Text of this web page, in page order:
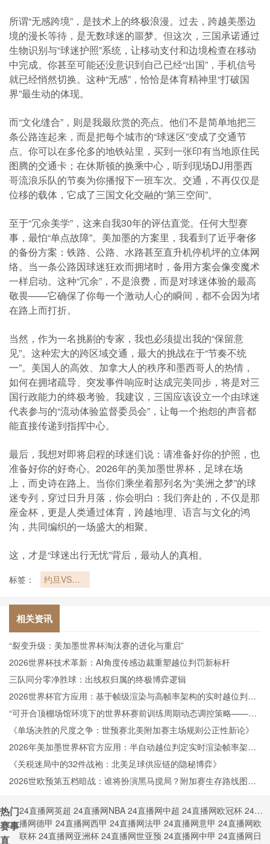
所谓“无感跨境”，是技术上的终极浪漫。过去，跨越美墨边
境的漫长等待，是无数球迷的噩梦。但这次，三国承诺通过
生物识别与“球迷护照”系统，让移动支付和边境检查在移动
中完成。你甚至可能还没意识到自己已经“出国”，手机信号
就已经悄然切换。这种“无感”，恰恰是体育精神里“打破国
界”最生动的体现。
而“文化缝合”，则是我最欣赏的亮点。他们不是简单地把三
条公路连起来，而是把每个城市的“球迷区”变成了交通节
点。你可以在多伦多的地铁站里，买到一张印有当地原住民
图腾的交通卡；在休斯顿的换乘中心，听到现场DJ用墨西
哥流浪乐队的节奏为你播报下一班车次。交通，不再仅仅是
位移的载体，它成了三国文化交融的“第三空间”。
至于“冗余美学”，这来自我30年的评估直觉。任何大型赛
事，最怕“单点故障”。美加墨的方案里，我看到了近乎奢侈
的备份方案：铁路、公路、水路甚至直升机停机坪的立体网
络。当一条公路因球迷狂欢而拥堵时，备用方案会像变魔术
一样启动。这种“冗余”，不是浪费，而是对球迷体验的最高
敬畏——它确保了你每一个激动人心的瞬间，都不会因为堵
在路上而打折。
当然，作为一名挑剔的专家，我也必须提出我的“保留意
见”。这种宏大的跨区域交通，最大的挑战在于“节奏不统
一”。美国人的高效、加拿大人的秩序和墨西哥人的热情，
如何在拥堵疏导、突发事件响应时达成完美同步，将是对三
国行政能力的终极考验。我建议，三国应该设立一个由球迷
代表参与的“流动体验监督委员会”，让每一个抱怨的声音都
能直接传递到指挥中心。
最后，我想对即将启程的球迷们说：请准备好你的护照，也
准备好你的好奇心。2026年的美加墨世界杯，足球在场
上，而史诗在路上。当你们乘坐着那列名为“美洲之梦”的球
迷专列，穿过日升月落，你会明白：我们奔赴的，不仅是那
座金杯，更是人类通过体育，跨越地理、语言与文化的鸿
沟，共同编织的一场盛大的相聚。
这，才是“球迷出行无忧”背后，最动人的真相。
标签：
约旦VS阿
播约旦VS
阿尔及利亚
在线直播
相关资讯
“裂变升级：美加墨世界杯淘汰赛的进化与重启”
2026世界杯技术革新：AI角度传感边裁重塑越位判罚新标杆
三队同分零净胜球：出线权归属的终极博弈逻辑
2026世界杯官方应用：基于帧级渲染与高帧率架构的实时越位判定
技术深度剖析
“可开合顶棚场馆环境下的世界杯赛前训练周期动态调控策略——以
温哥华BC Place体育场为例”
《单场决胜的尺度之争：世预赛北美附加赛主场规则公正性新论》
2026年美加墨世界杯官方应用：半自动越位判定实时渲染帧率架构
深度剖析
《关税迷局中的32件战袍：北美足球供应链的隐秘博弈》
2026世欧预第五档暗战：谁将扮演黑马搅局？附加赛生存路线图全
热门
赛事
直
24直播网英超 24直播网NBA 24直播网中超 24直播网欧冠杯 24直
播网德甲 24直播网西甲 24直播网法甲 24直播网意甲 24直播网欧
联杯 24直播网亚洲杯 24直播网世亚预 24直播网中甲 24直播网日